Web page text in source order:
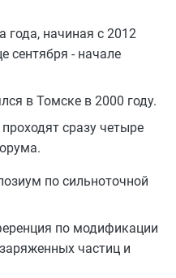
года, начиная с 2012
сентября - начале
в Томске в 2000 году.
сразу четыре
по сильноточной
по модификации
частиц и